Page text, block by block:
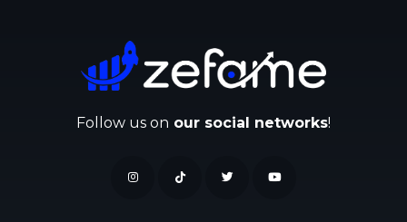
Follow us on our social networks!